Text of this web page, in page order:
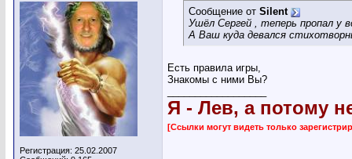
Регистрация: 25.02.2007
Сообщение от Silent
Ушёл Сергей , теперь пропал у
А Ваш куда девался
Есть правила игры,
Знакомы с ними Вы?
Я - Лев, а потому
[Ссылки могут видеть только